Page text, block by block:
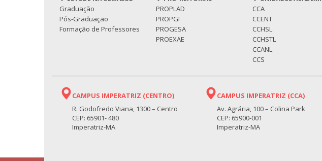
Graduação
Pós-Graduação
Formação de Professores
PROPLAD
PROPGI
PROGESA
PROEXAE
CCA
CCENT
CCHSL
CCHSTL
CCANL
CCS
CAMPUS IMPERATRIZ (CENTRO)
R. Godofredo Viana, 1300 – Centro
CEP: 65901- 480
Imperatriz-MA
CAMPUS IMPERATRIZ (CCA)
Av. Agrária, 100 – Colina Park
CEP: 65900-001
Imperatriz-MA